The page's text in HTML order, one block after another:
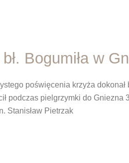
Bogumiła w
poświęcenia krzyża
podczas pielgrzymki do Gniezna
Stanisław Pietrzak